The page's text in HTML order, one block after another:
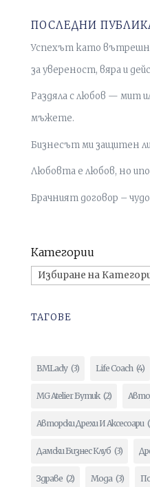
ПОСЛЕДНИ
Успехът като
за увереност, вяра и
Раздяла с любов — мит
мъжете.
Бизнесът ми защитен ли
Любовта е любов, но
Брачният договор –
Категории
ТАГОВЕ
BMLady (3) Life Coach (4)
MG Atelier Бутик (2)
Авторски Дрехи И Аксесоари
Дамски Бизнес Клуб (3)
Здраве (2) Мода (3)